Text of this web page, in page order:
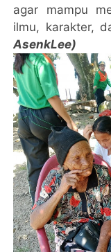
agar mampu
ilmu, karakter,
AsenkLee)